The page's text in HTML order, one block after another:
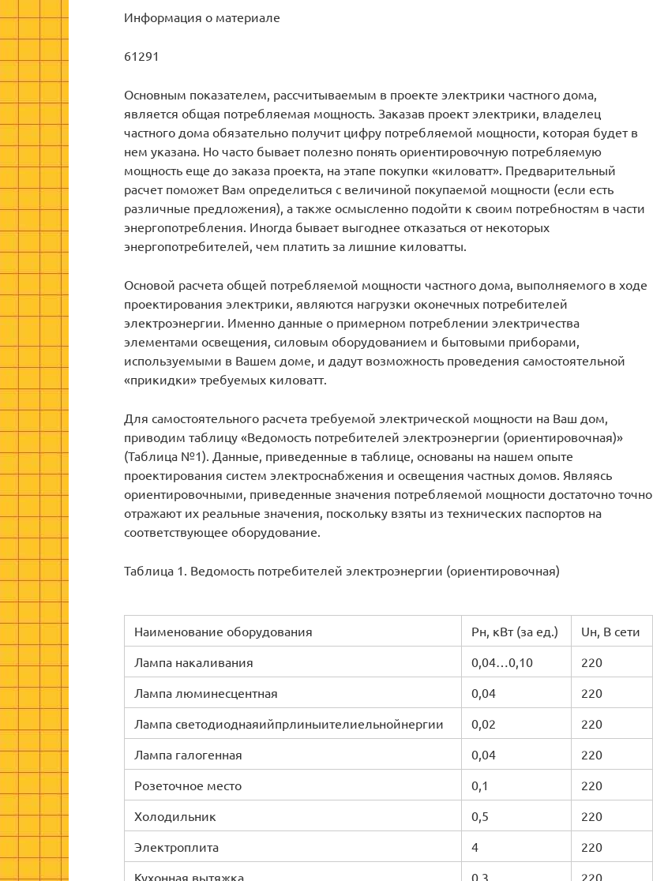
Информация о материале
61291
Основным показателем, рассчитываемым в проекте электрики частного дома,
является общая потребляемая мощность. Заказав проект электрики, владелец
частного дома обязательно получит цифру потребляемой мощности, которая будет в
нем указана. Но часто бывает полезно понять ориентировочную потребляемую
мощность еще до заказа проекта, на этапе покупки «киловатт». Предварительный
расчет поможет Вам определиться с величиной покупаемой мощности (если есть
различные предложения), а также осмысленно подойти к своим потребностям в части
энергопотребления. Иногда бывает выгоднее отказаться от некоторых
энергопотребителей, чем платить за лишние киловатты.
Основой расчета общей потребляемой мощности частного дома, выполняемого в ходе
проектирования электрики, являются нагрузки оконечных потребителей
электроэнергии. Именно данные о примерном потреблении электричества
элементами освещения, силовым оборудованием и бытовыми приборами,
используемыми в Вашем доме, и дадут возможность проведения самостоятельной
«прикидки» требуемых киловатт.
Для самостоятельного расчета требуемой электрической мощности на Ваш дом,
приводим таблицу «Ведомость потребителей электроэнергии (ориентировочная)»
(Таблица №1). Данные, приведенные в таблице, основаны на нашем опыте
проектирования систем электроснабжения и освещения частных домов. Являясь
ориентировочными, приведенные значения потребляемой мощности достаточно точно
отражают их реальные значения, поскольку взяты из технических паспортов на
соответствующее оборудование.
Таблица 1. Ведомость потребителей электроэнергии (ориентировочная)
Наименование оборудования Рн, кВт (за ед.)
Uн, В сети
Лампа накаливания
0,04…0,10
220
Лампа люминесцентная
0,04
220
Лампа светодиоднаяийпрлиныителиельнойнергии
0,02
220
Лампа галогенная
0,04
220
Розеточное место
0,1
220
Холодильник
0,5
220
Электроплита
4
220
Кухонная вытяжка
0,3 220